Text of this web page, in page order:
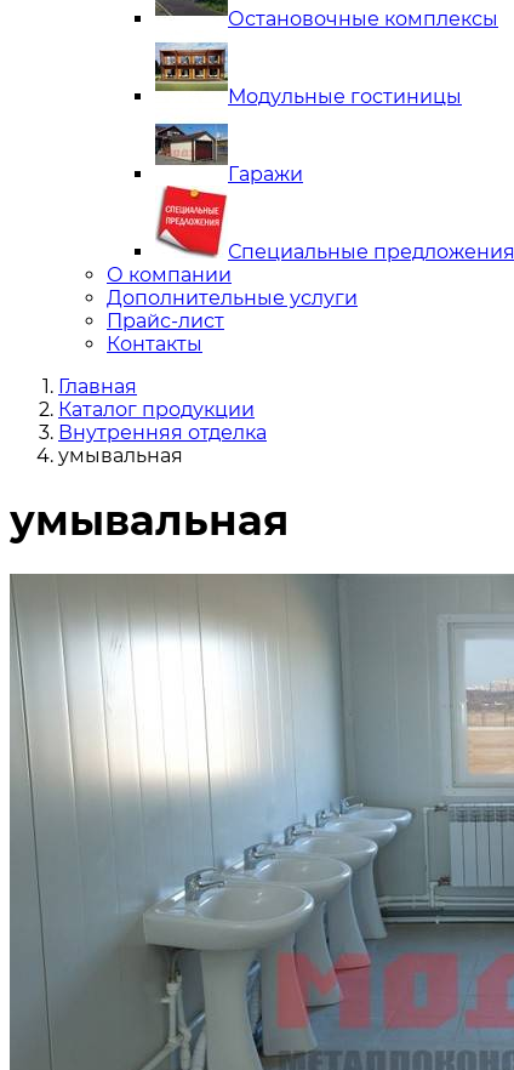
Остановочные комплексы
Модульные гостиницы
Гаражи
Специальные предложения
О компании
Дополнительные услуги
Прайс-лист
Контакты
Главная
Каталог продукции
Внутренняя отделка
умывальная
умывальная